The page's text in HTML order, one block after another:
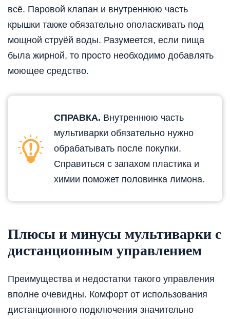
всё. Паровой клапан и внутреннюю часть
крышки также обязательно ополаскивать под
мощной струёй воды. Разумеется, если пища
была жирной, то просто необходимо добавлять
моющее средство.
СПРАВКА. Внутреннюю часть
мультиварки обязательно нужно
обрабатывать после покупки.
Справиться с запахом пластика и
химии поможет половинка лимона.
Плюсы и минусы мультиварки с
дистанционным управлением
Преимущества и недостатки такого управления
вполне очевидны. Комфорт от использования
дистанционного подключения значительно